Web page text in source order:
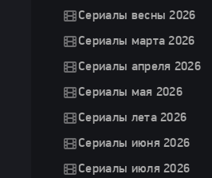
Сериалы весны 2026
Сериалы марта 2026
Сериалы апреля 2026
Сериалы мая 2026
Сериалы лета 2026
Сериалы июня 2026
Сериалы июля 2026